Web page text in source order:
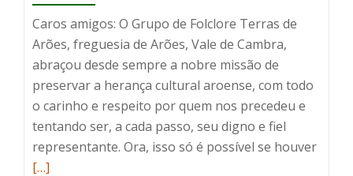
Caros amigos: O Grupo de Folclore Terras de
Arões, freguesia de Arões, Vale de Cambra,
abraçou desde sempre a nobre missão de
preservar a herança cultural aroense, com todo
o carinho e respeito por quem nos precedeu e
tentando ser, a cada passo, seu digno e fiel
representante. Ora, isso só é possível se houverRead
[…]